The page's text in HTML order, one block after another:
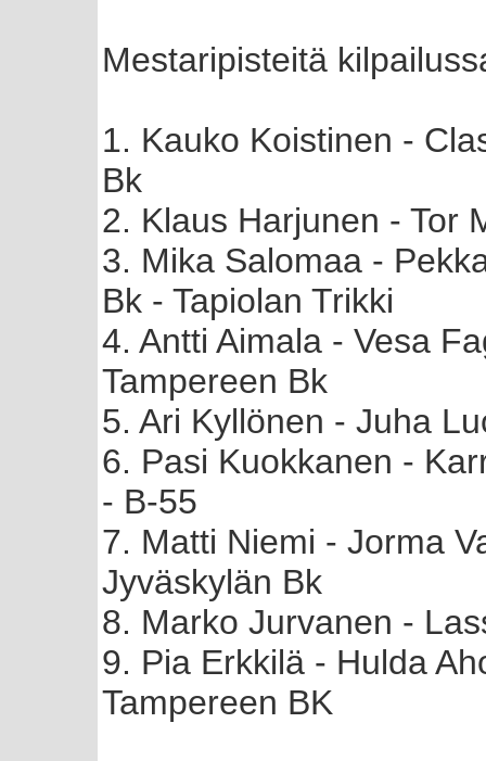
Mestaripisteitä
1. Kauko Koistinen -
Bk
2. Klaus Harjunen - Tor
3. Mika Salomaa -
Bk - Tapiolan Trikki
4. Antti Aimala - Vesa
Tampereen Bk
5. Ari Kyllönen - Juha
6. Pasi Kuokkanen -
- B-55
7. Matti Niemi - Jorma
Jyväskylän Bk
8. Marko Jurvanen -
9. Pia Erkkilä - Hulda
Tampereen BK